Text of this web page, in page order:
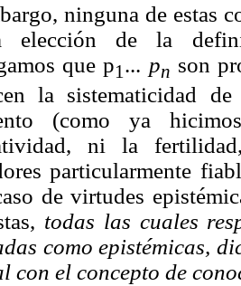
ninguna de estas
elección de la
que p1 ... pn son
la sistematicidad
(como ya
ni la
particularmente
de virtudes
todas las cuales
como epistémicas,
con el concepto de